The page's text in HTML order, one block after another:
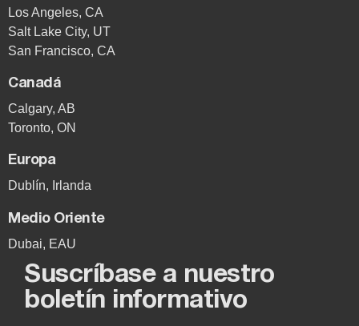
Los Angeles, CA
Salt Lake City, UT
San Francisco, CA
Canadá
Calgary, AB
Toronto, ON
Europa
Dublín, Irlanda
Medio Oriente
Dubai, EAU
Suscríbase a nuestro
boletín informativo